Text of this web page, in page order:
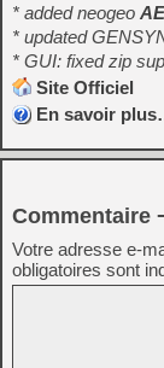
* added neogeo
* updated
* GUI: fixed zip
Site Officiel
En savoir
Commentaire
Votre adresse e-
obligatoires sont